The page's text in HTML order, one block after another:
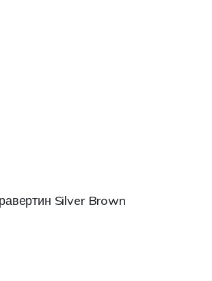
Silver Brown